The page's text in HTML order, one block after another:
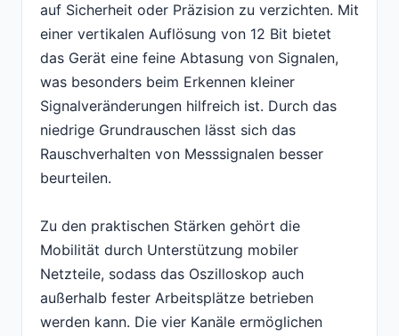
auf Sicherheit oder Präzision zu verzichten. Mit
einer vertikalen Auflösung von 12 Bit bietet
das Gerät eine feine Abtasung von Signalen,
was besonders beim Erkennen kleiner
Signalveränderungen hilfreich ist. Durch das
niedrige Grundrauschen lässt sich das
Rauschverhalten von Messsignalen besser
beurteilen.
Zu den praktischen Stärken gehört die
Mobilität durch Unterstützung mobiler
Netzteile, sodass das Oszilloskop auch
außerhalb fester Arbeitsplätze betrieben
werden kann. Die vier Kanäle ermöglichen